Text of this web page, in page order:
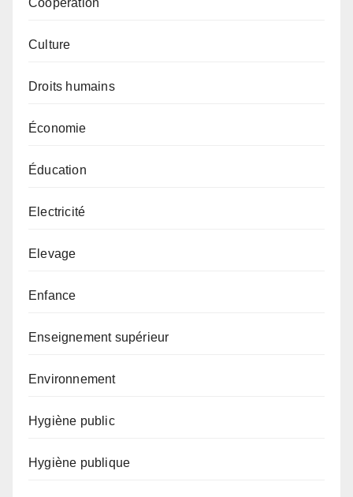
Culture
Droits humains
Économie
Éducation
Electricité
Elevage
Enfance
Enseignement supérieur
Environnement
Hygiène public
Hygiène publique